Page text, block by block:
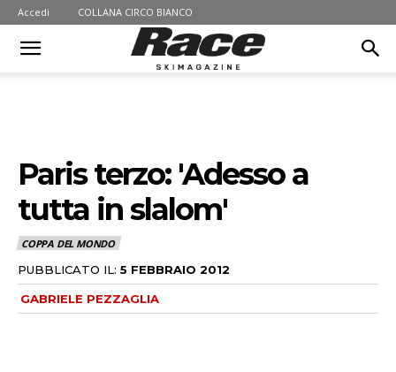
Accedi COLLANA CIRCO BIANCO
Paris terzo: 'Adesso a
tutta in slalom'
COPPA DEL MONDO
PUBBLICATO IL: 5 FEBBRAIO 2012
GABRIELE PEZZAGLIA